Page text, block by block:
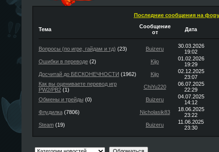
Последние сообщения на
Тема
Сообщение
от
Дата
Вопросы (по игре, гайдам и тд) (23) Buizeru
30.03.2026
19:02
Ошибки в переводе(2) Kijo
01.02.2026
19:29
Досчитай до БЕСКОНЕЧНОСТИ (1962) Kijo
02.12.2025
23:07
Как вы оцениваете перевод игр
PW2/PB2(1) ChiYu220
06.07.2025
22:29
Обмены и трейды (0) Buizeru
04.07.2025
14:12
Флудилка(7806) Nicholasik83
18.06.2025
23:22
Steam(19) Buizeru
11.06.2025
23:30